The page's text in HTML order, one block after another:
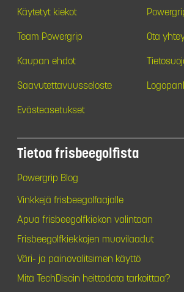
Käytetyt kiekot
Team Powergrip Ota
Kaupan ehdot
Saavutettavuusseloste
Evästeasetukset
Tietoa frisbeegolfista
Powergrip Blog
Vinkkejä frisbeegolfaajalle
Apua frisbeegolfkiekon valintaan
Frisbeegolfkiekkojen muovilaadut
Väri- ja painovalitsimen käyttö
Mitä TechDiscin heittodata tarkoittaa?